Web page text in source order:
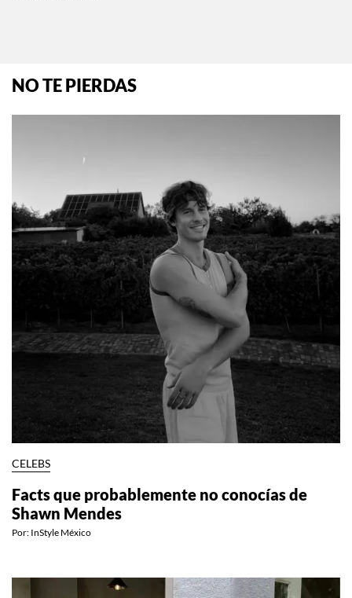
NO TE PIERDAS
CELEBS
Facts que probablemente no conocías de
Shawn Mendes
Por: InStyle México